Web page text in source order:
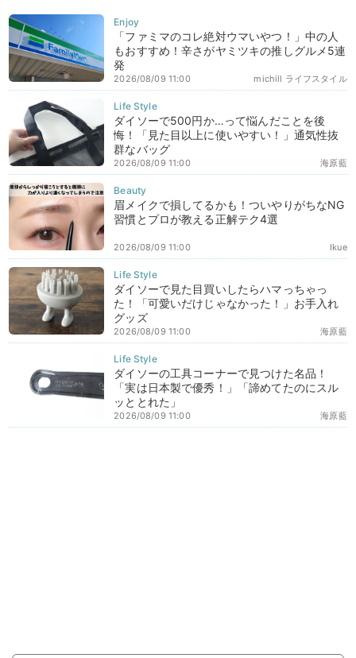
「ファミマのコレ絶対ウマいやつ！」中の人
もおすすめ！辛さがヤミツキの推しグルメ5連
発
michill ライフスタイル
2026/08/09 11:00
ダイソーで500円か…って悩んだことを後
悔！「見た目以上に使いやすい！」通気性抜
群なバッグ
海原藍
2026/08/09 11:00
眉メイクで損してるかも！ついやりがちなNG
習慣とプロが教える正解テク4選
Ikue
2026/08/09 11:00
ダイソーで見た目買いしたらハマっちゃっ
た！「可愛いだけじゃなかった！」お手入れ
グッズ
海原藍
2026/08/09 11:00
ダイソーの工具コーナーで見つけた名品！
「実は日本製で優秀！」「諦めてたのにスル
ッととれた」
海原藍
2026/08/09 11:00